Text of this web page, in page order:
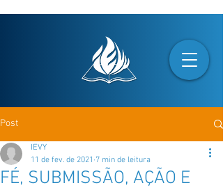
Post
FÉ, SUBMISSÃO, AÇÃO E
IEVY
11 de fev. de 2021 7 min de leitura